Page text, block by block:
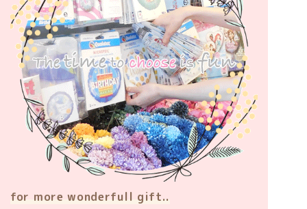
for more wonderfull gift..